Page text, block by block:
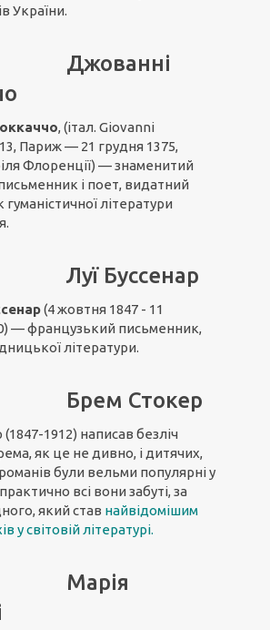
України.
Джованні
, (італ. Giovanni
Париж — 21 грудня 1375,
Флоренції) — знаменитий
і поет, видатний
літератури
Луї Буссенар
(4 жовтня 1847 - 11
— французький письменник,
літератури.
Брем Стокер
1912) написав безліч
як це не дивно, і дитячих,
були вельми популярні у
всі вони забуті, за
який став найвідомішим
у світовій літературі.
Марія